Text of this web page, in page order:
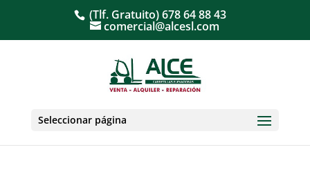
(Tlf. Gratuito)678 64 88 43
comercial@alcesl.com
Seleccionar página